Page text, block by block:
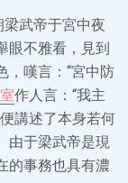
梁武帝于宮中夜
眼不雅看，見到
，嘆言：“宮中防
作人言：“我主
講述了本身若何
由于梁武帝是現
的事務也具有濃